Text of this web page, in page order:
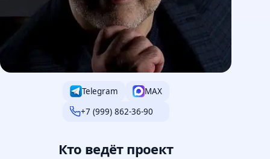
Telegram
MAX
+7 (999) 862-36-90
Кто ведёт проект